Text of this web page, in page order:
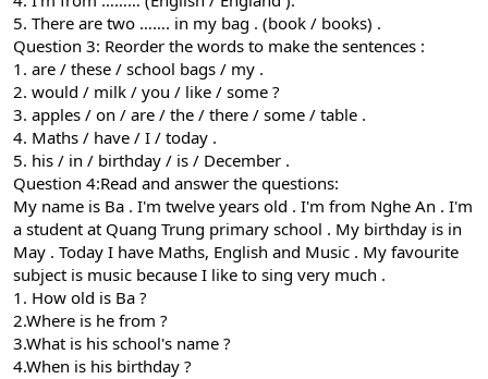
5. There are two ……. in my bag . (book / books) .
Question 3: Reorder the words to make the sentences :
1. are / these / school bags / my .
2. would / milk / you / like / some ?
3. apples / on / are / the / there / some / table .
4. Maths / have / I / today .
5. his / in / birthday / is / December .
Question 4:Read and answer the questions:
My name is Ba . I'm twelve years old . I'm from Nghe An . I'm
a student at Quang Trung primary school . My birthday is in
May . Today I have Maths, English and Music . My favourite
subject is music because I like to sing very much .
1. How old is Ba ?
2.Where is he from ?
3.What is his school's name ?
4.When is his birthday ?